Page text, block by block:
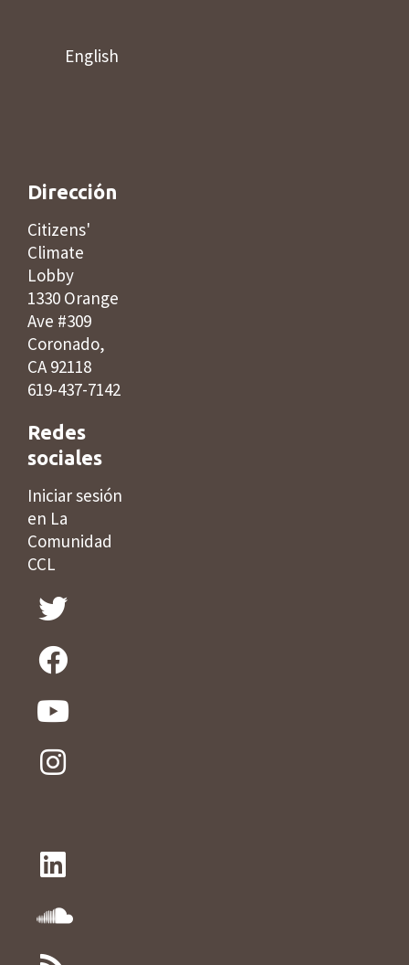
English
Dirección
Citizens'
Climate
Lobby
1330 Orange
Ave #309
Coronado,
CA 92118
619-437-7142
Redes
sociales
Iniciar sesión
en La
Comunidad
CCL